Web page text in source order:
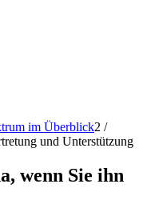
im Überblick2 /
und Unterstützung
wenn Sie ihn